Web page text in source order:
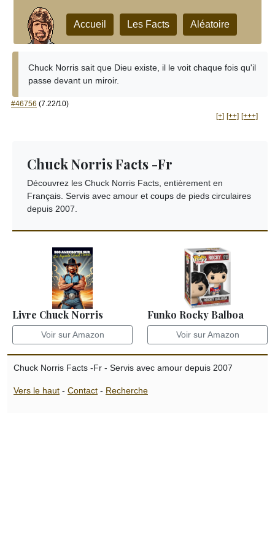
Accueil Les Facts Aléatoire
Chuck Norris sait que Dieu existe, il le voit chaque fois qu'il
passe devant un miroir.
#46756 (7.22/10)
[+] [++] [+++]
Chuck Norris Facts -Fr
Découvrez les Chuck Norris Facts, entièrement en
Français. Servis avec amour et coups de pieds circulaires
depuis 2007.
Livre Chuck Norris
Voir sur Amazon
Funko Rocky Balboa
Voir sur Amazon
Chuck Norris Facts -Fr - Servis avec amour depuis 2007
Vers le haut - Contact - Recherche